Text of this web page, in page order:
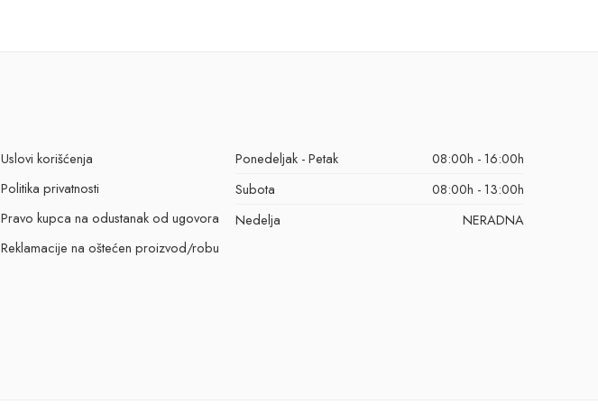
Uslovi korišćenja
Politika privatnosti
Pravo kupca na odustanak od ugovora
Reklamacije na oštećen proizvod/robu
Ponedeljak - Petak
08:00h - 16:00h
Subota
08:00h - 13:00h
Nedelja
NERADNA